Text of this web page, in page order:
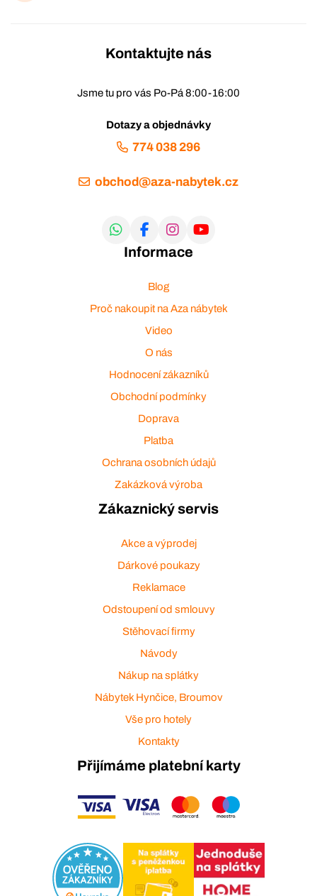
Kontaktujte nás
Jsme tu pro vás Po-Pá 8:00-16:00
Dotazy a objednávky
774 038 296
obchod@aza-nabytek.cz
Informace
Blog
Proč nakoupit na Aza nábytek
Video
O nás
Hodnocení zákazníků
Obchodní podmínky
Doprava
Platba
Ochrana osobních údajů
Zakázková výroba
Zákaznický servis
Akce a výprodej
Dárkové poukazy
Reklamace
Odstoupení od smlouvy
Stěhovací firmy
Návody
Nákup na splátky
Nábytek Hynčice, Broumov
Vše pro hotely
Kontakty
Přijímáme platební karty